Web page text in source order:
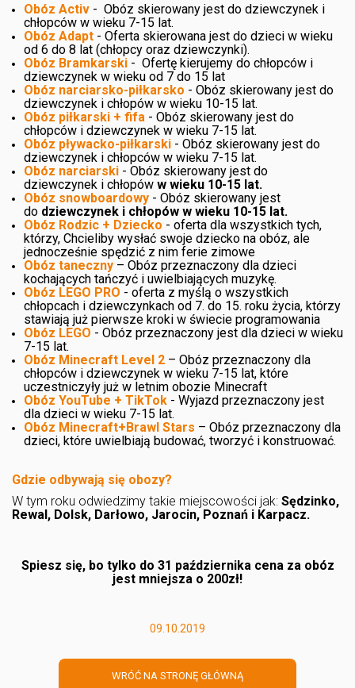
Obóz Activ - Obóz skierowany jest do dziewczynek i
chłopców w wieku 7-15 lat.
Obóz Adapt - Oferta skierowana jest do dzieci w wieku
od 6 do 8 lat (chłopcy oraz dziewczynki).
Obóz Bramkarski - Ofertę kierujemy do chłopców i
dziewczynek w wieku od 7 do 15 lat
Obóz narciarsko-piłkarsko - Obóz skierowany jest do
dziewczynek i chłopów w wieku 10-15 lat. ​
Obóz piłkarski + fifa - Obóz skierowany jest do
chłopców i dziewczynek w wieku 7-15 lat.
Obóz pływacko-piłkarski - Obóz skierowany jest do
dziewczynek i chłopców w wieku 7-15 lat.
Obóz narciarski - Obóz skierowany jest do
dziewczynek i chłopów w wieku 10-15 lat.
Obóz snowboardowy - Obóz skierowany jest
do dziewczynek i chłopów w wieku 10-15 lat.
Obóz Rodzic + Dziecko - oferta dla wszystkich tych,
którzy, Chcieliby wysłać swoje dziecko na obóz, ale
jednocześnie spędzić z nim ferie zimowe
Obóz taneczny – Obóz przeznaczony dla dzieci
kochających tańczyć i uwielbiających muzykę.
Obóz LEGO PRO - oferta z myślą o wszystkich
chłopcach i dziewczynkach od 7. do 15. roku życia, którzy
stawiają już pierwsze kroki w świecie programowania
Obóz LEGO - Obóz przeznaczony jest dla dzieci w wieku
7-15 lat.
Obóz Minecraft Level 2 – Obóz przeznaczony dla
chłopców i dziewczynek w wieku 7-15 lat, które
uczestniczyły już w letnim obozie Minecraft
Obóz YouTube + TikTok - Wyjazd przeznaczony jest
dla dzieci w wieku 7-15 lat.
Obóz Minecraft+Brawl Stars – Obóz przeznaczony dla
dzieci, które uwielbiają budować, tworzyć i konstruować.
Gdzie odbywają się obozy?
W tym roku odwiedzimy takie miejscowości jak: Sędzinko,
Rewal, Dolsk, Darłowo, Jarocin, Poznań i Karpacz.
Spiesz się, bo tylko do 31 października cena za obóz
jest mniejsza o 200zł!
09.10.2019
WRÓĆ NA STRONĘ GŁÓWNĄ